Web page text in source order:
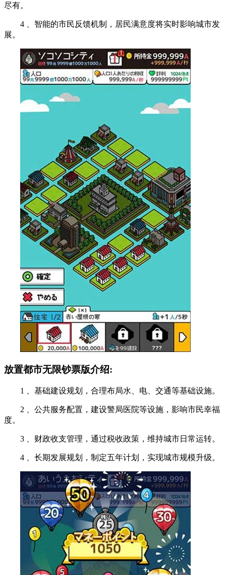
尽有。
4 、智能的市民反馈机制，居民满意度将实时影响城市发
展。
放置都市无限钞票版介绍:
1 、基础建设规划，合理布局水、电、交通等基础设施。
2 、公共服务配置，建设警局医院等设施，影响市民幸福
度。
3 、财政收支管理，通过税收政策，维持城市日常运转。
4 、长期发展规划，制定五年计划，实现城市规模升级。